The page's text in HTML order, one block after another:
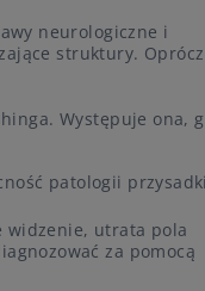
neurologiczne i
struktury.
Występuje ona,
patologii
widzenie, utrata pola
za pomocą